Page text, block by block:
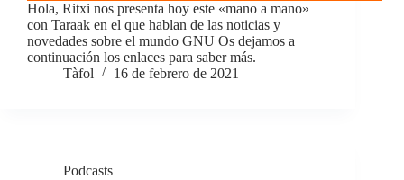
Hola, Ritxi nos presenta hoy este «mano a mano»
con Taraak en el que hablan de las noticias y
novedades sobre el mundo GNU Os dejamos a
continuación los enlaces para saber más.
Tàfol
16 de febrero de 2021
Podcasts